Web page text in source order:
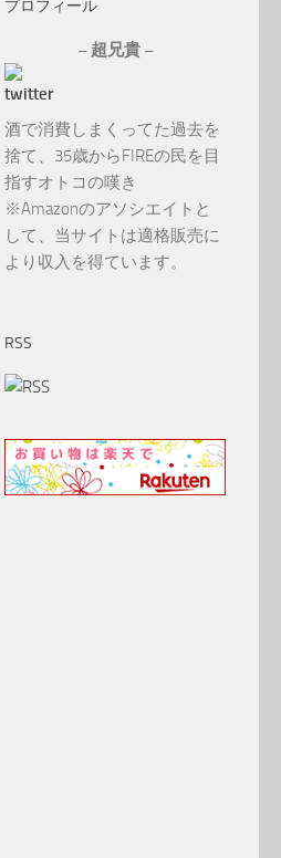
イ
プロフィール
– 超兄貴 –
酒で消費しまくってた過去を
捨て、35歳からFIREの民を目
指すオトコの嘆き
※Amazonのアソシエイトと
して、当サイトは適格販売に
より収入を得ています。
RSS